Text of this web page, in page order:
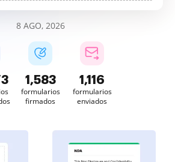
8 AGO, 2026
1,583
formularios
firmados
1,116
formularios
enviados